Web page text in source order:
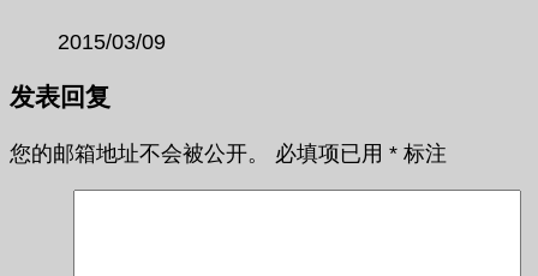
2015/03/09
发表回复
您的邮箱地址不会被公开。 必填项已用 * 标注